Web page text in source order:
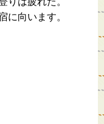
に向います。